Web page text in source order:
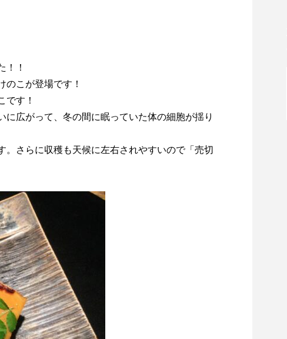
！！
のこが登場です！
です！
広がって、冬の間に眠っていた体の細胞が揺り
さらに収穫も天候に左右されやすいので「売切